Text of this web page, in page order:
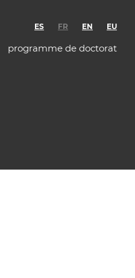
ES FR EN EU
programme de doctorat